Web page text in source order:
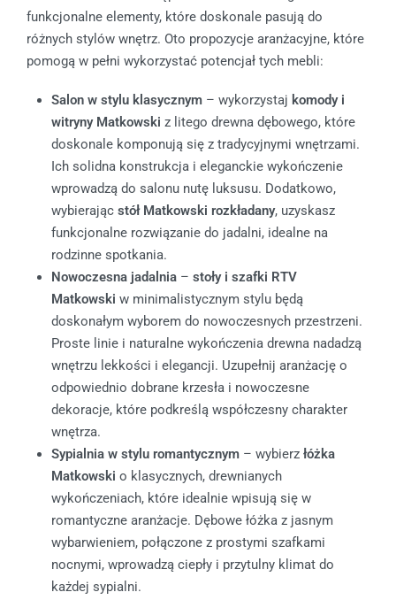
funkcjonalne elementy, które doskonale pasują do
różnych stylów wnętrz. Oto propozycje aranżacyjne, które
pomogą w pełni wykorzystać potencjał tych mebli:
Salon w stylu klasycznym – wykorzystaj komody i
witryny Matkowski z litego drewna dębowego, które
doskonale komponują się z tradycyjnymi wnętrzami.
Ich solidna konstrukcja i eleganckie wykończenie
wprowadzą do salonu nutę luksusu. Dodatkowo,
wybierającstół Matkowski rozkładany, uzyskasz
funkcjonalne rozwiązanie do jadalni, idealne na
rodzinne spotkania.
Nowoczesna jadalnia –stoły i szafki RTV
Matkowski w minimalistycznym stylu będą
doskonałym wyborem do nowoczesnych przestrzeni.
Proste linie i naturalne wykończenia drewna nadadzą
wnętrzu lekkości i elegancji. Uzupełnij aranżację o
odpowiednio dobrane krzesła i nowoczesne
dekoracje, które podkreślą współczesny charakter
wnętrza.
Sypialnia w stylu romantycznym – wybierzłóżka
Matkowski o klasycznych, drewnianych
wykończeniach, które idealnie wpisują się w
romantyczne aranżacje. Dębowe łóżka z jasnym
wybarwieniem, połączone z prostymi szafkami
nocnymi, wprowadzą ciepły i przytulny klimat do
każdej sypialni.